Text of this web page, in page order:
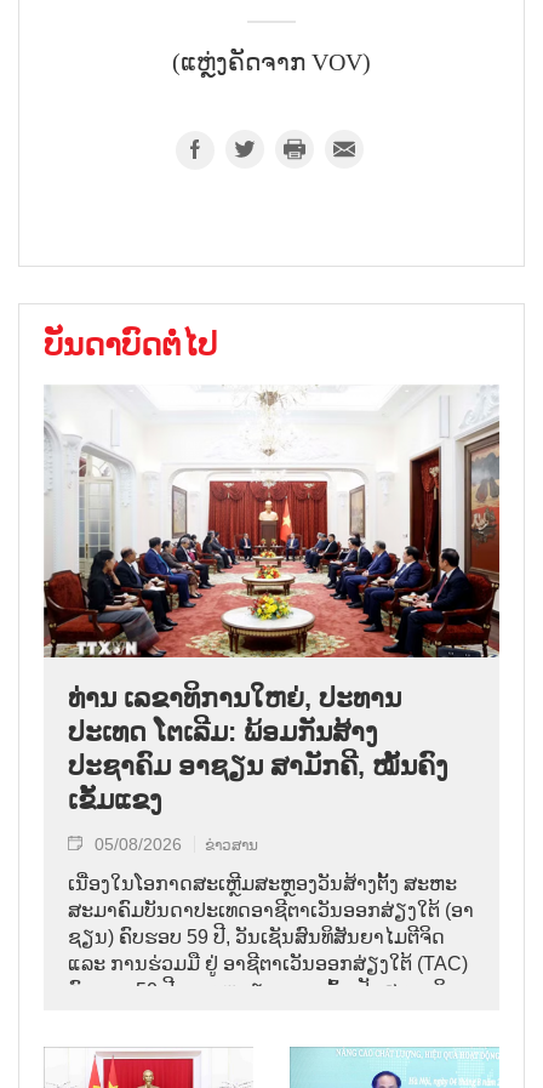
(ແຫຼ່ງຄັດຈາກ VOV)
ບັນດາບົດຕໍ່ໄປ
ທ່ານ ເລຂາທິການໃຫຍ່, ປະທານ
ປະເທດ ໂຕເລີມ: ພ້ອມກັນສ້າງ
ປະຊາຄົມ ອາຊຽນ ສາມັກຄີ, ໝັ້ນຄົງ
ເຂັ້ມແຂງ
05/08/2026 ຂ່າວສານ
ເນື່ອງໃນໂອກາດສະເຫຼີມສະຫຼອງວັນສ້າງຕັ້ງ ສະຫະ
ສະມາຄົມບັນດາປະເທດອາຊີຕາເວັນອອກສ່ຽງໃຕ້ (ອາ
ຊຽນ) ຄົບຮອບ 59 ປີ, ວັນເຊັນສົນທິສັນຍາໄມຕີຈິດ
ແລະ ການຮ່ວມມື ຢູ່ ອາຊີຕາເວັນອອກສ່ຽງໃຕ້ (TAC)
ຄົບຮອບ 50 ປີ ແລະ ຫວຽດນາມ ເຂົ້າເປັນສະມາຊິກ